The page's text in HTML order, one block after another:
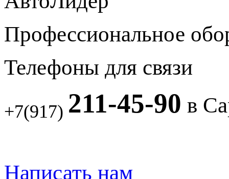
Профессиональное
Телефоны для связи
+7(917) 211-45-90 в
Написать нам